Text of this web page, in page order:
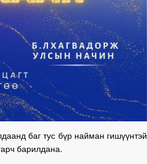
баг тус бүр найман гишүүнтэй
барилдана.